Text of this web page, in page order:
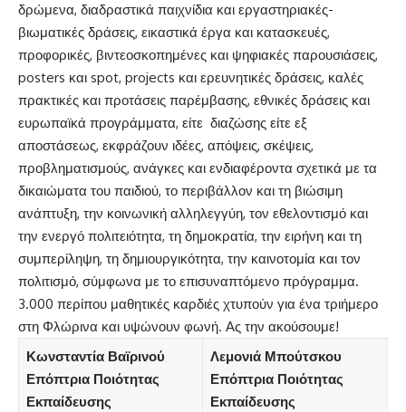
δρώμενα, διαδραστικά παιχνίδια και εργαστηριακές-
βιωματικές δράσεις, εικαστικά έργα και κατασκευές,
προφορικές, βιντεοσκοπημένες και ψηφιακές παρουσιάσεις,
posters και spot, projects και ερευνητικές δράσεις, καλές
πρακτικές και προτάσεις παρέμβασης, εθνικές δράσεις και
ευρωπαϊκά προγράμματα, είτε διαζώσης είτε εξ
αποστάσεως, εκφράζουν ιδέες, απόψεις, σκέψεις,
προβληματισμούς, ανάγκες και ενδιαφέροντα σχετικά με τα
δικαιώματα του παιδιού, το περιβάλλον και τη βιώσιμη
ανάπτυξη, την κοινωνική αλληλεγγύη, τον εθελοντισμό και
την ενεργό πολιτειότητα, τη δημοκρατία, την ειρήνη και τη
συμπερίληψη, τη δημιουργικότητα, την καινοτομία και τον
πολιτισμό, σύμφωνα με το επισυναπτόμενο πρόγραμμα.
3.000 περίπου μαθητικές καρδιές χτυπούν για ένα τριήμερο
στη Φλώρινα και υψώνουν φωνή. Ας την ακούσουμε!
Κωνσταντία Βαϊρινού
Επόπτρια Ποιότητας
Εκπαίδευσης
Λεμονιά Μπούτσκου
Επόπτρια Ποιότητας
Εκπαίδευσης